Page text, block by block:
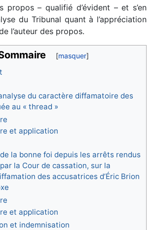
propos – qualifié d’évident – et s’en
du Tribunal quant à l’appréciation
l’auteur des propos.
du caractère diffamatoire des
au « thread »
et application
la bonne foi depuis les arrêts rendus
la Cour de cassation, sur la
des accusatrices d’Éric Brion
et application
et indemnisation